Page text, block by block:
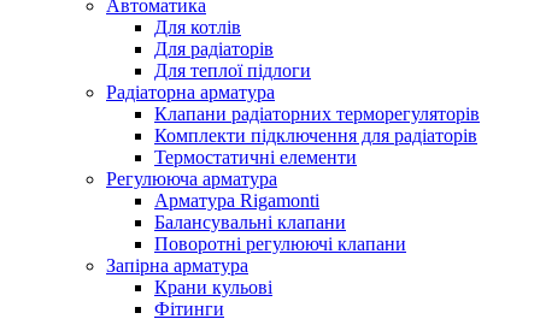
Автоматика
Для котлів
Для радіаторів
Для теплої підлоги
Радіаторна арматура
Клапани радіаторних терморегуляторів
Комплекти підключення для радіаторів
Термостатичні елементи
Регулююча арматура
Арматура Rigamonti
Балансувальні клапани
Поворотні регулюючі клапани
Запірна арматура
Крани кульові
Фітинги